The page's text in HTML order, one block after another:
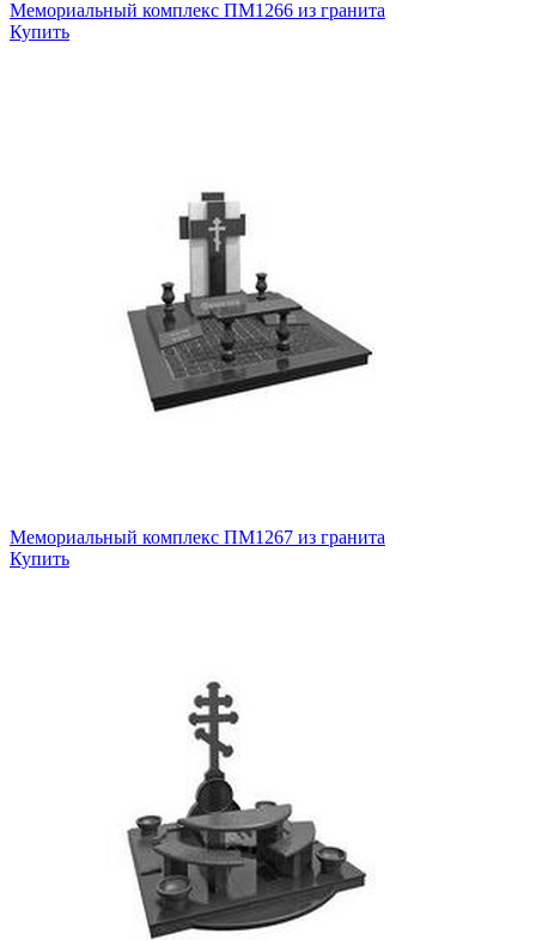
Мемориальный комплекс ПМ1266 из гранита
Купить
Мемориальный комплекс ПМ1267 из гранита
Купить